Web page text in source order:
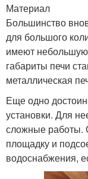
Материал
Большинство
для большого
имеют
габариты печи
металлическая
Еще одно
установки. Для
сложные работы.
площадку и
водоснабжения,